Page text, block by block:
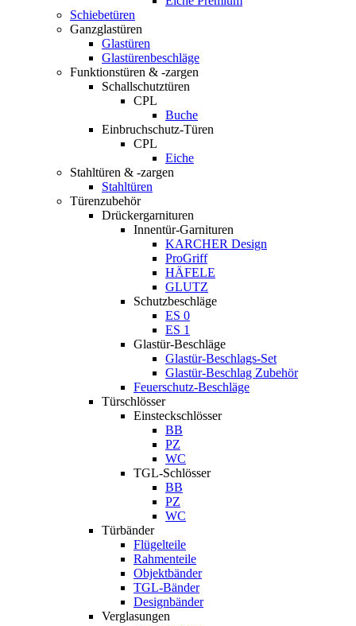
Schiebetüren
Ganzglastüren
Glastüren
Glastürenbeschläge
Funktionstüren & -zargen
Schallschutztüren
CPL
Buche
Einbruchschutz-Türen
CPL
Eiche
Stahltüren & -zargen
Stahltüren
Türenzubehör
Drückergarnituren
Innentür-Garnituren
KARCHER Design
ProGriff
HÄFELE
GLUTZ
Schutzbeschläge
ES 0
ES 1
Glastür-Beschläge
Glastür-Beschlags-Set
Glastür-Beschlag Zubehör
Feuerschutz-Beschläge
Türschlösser
Einsteckschlösser
BB
PZ
WC
TGL-Schlösser
BB
PZ
WC
Türbänder
Flügelteile
Rahmenteile
Objektbänder
TGL-Bänder
Designbänder
Verglasungen